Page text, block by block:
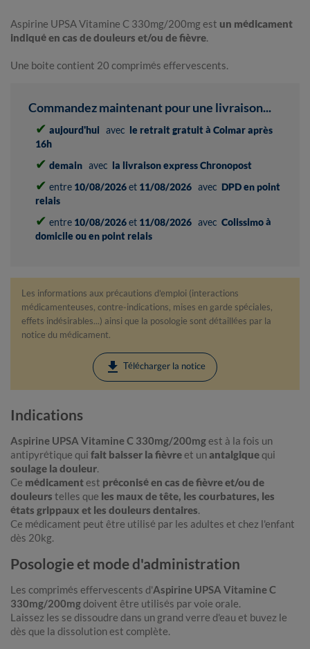
Aspirine UPSA Vitamine C 330mg/200mg est un médicament
indiqué en cas de douleurs et/ou de fièvre.
Une boite contient 20 comprimés effervescents.
Commandez maintenant pour une livraison...
✔ aujourd'hui avec le retrait gratuit à Colmar après
16h
✔ demain avec la livraison express Chronopost
✔ entre 10/08/2026et 11/08/2026 avec DPD en point
relais
✔ entre 10/08/2026et 11/08/2026 avec Colissimo à
domicile ou en point relais
Les informations aux précautions d'emploi (interactions
médicamenteuses, contre-indications, mises en garde spéciales,
effets indésirables...) ainsi que la posologie sont détaillées par la
notice du médicament.
download Télécharger la notice
Indications
Aspirine UPSA Vitamine C 330mg/200mgest à la fois un
antipyrétique qui fait baisser la fièvreet unantalgiquequi
soulage la douleur.
Ce médicamentest préconisé en cas de fièvre et/ou de
douleurs telles que les maux de tête, les courbatures, les
états grippaux et les douleurs dentaires.
Ce médicament peut être utilisé par les adultes et chez l'enfant
dès 20kg.
Posologie et mode d'administration
Les comprimés effervescents d'Aspirine UPSA Vitamine C
330mg/200mgdoivent être utilisés par voie orale.
Laissez les se dissoudre dans un grand verre d'eau et buvez le
dès que la dissolution est complète.